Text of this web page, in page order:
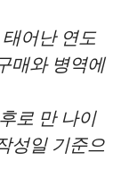
어난 연도
매와 병역에
로 만 나이
성일 기준으